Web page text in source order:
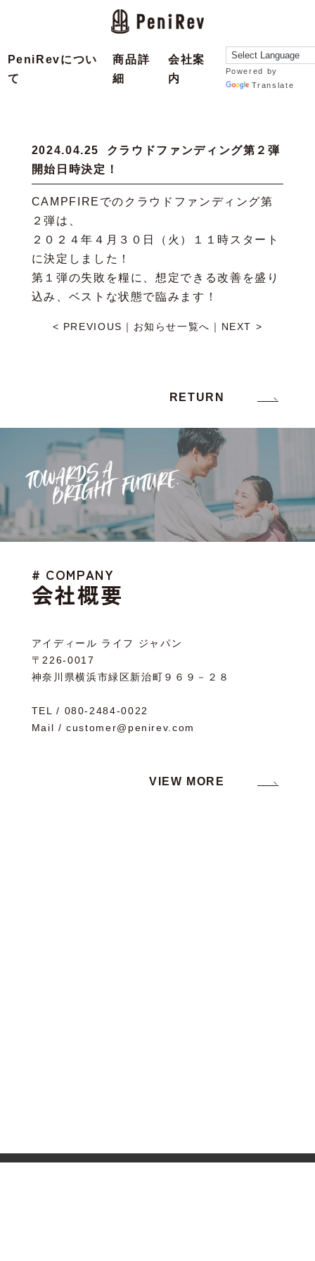
PeniRevについ
て
商品詳
細
会社案
内
Powered by
Translate
2024.04.25
クラウドファンディング第２弾
開始日時決定！
CAMPFIREでのクラウドファンディング第
２弾 は、
２０２４年４月３０日（火）１１時スタート
に決定しました！
第１弾の失敗を糧に、想定できる改善を盛り
込み、ベストな状態で臨みます！
< PREVIOUS ｜ お知らせ一覧へ ｜ NEXT >
RETURN
# COMPANY
会社概要
アイディール ライフ ジャパン
〒226-0017
神奈川県横浜市緑区新治町９６９－２８
TEL / 080-2484-0022
Mail / customer@penirev.com
VIEW MORE